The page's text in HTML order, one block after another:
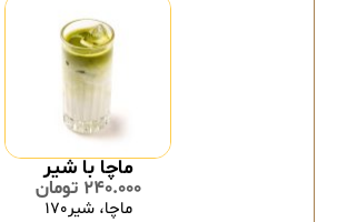
ماچا با شیر
240.000 تومان
ماچا، شیر170